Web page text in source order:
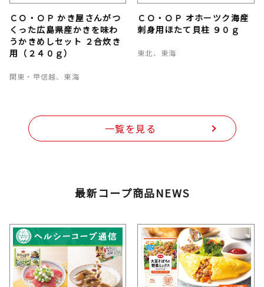
ＣＯ・ＯＰ かき屋さんがつ
くった広島県産かきを味わ
うかきめしセット ２合炊き
用（２４０ｇ）
関東・甲信越、東海
ＣＯ・ＯＰ オホーツク海産
刺身用ほたて貝柱 ９０ｇ
東北、東海
一覧を見る
最新コープ商品NEWS